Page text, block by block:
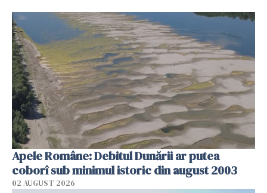
Apele Române: Debitul Dunării ar putea
coborî sub minimul istoric din august 2003
02 AUGUST 2026